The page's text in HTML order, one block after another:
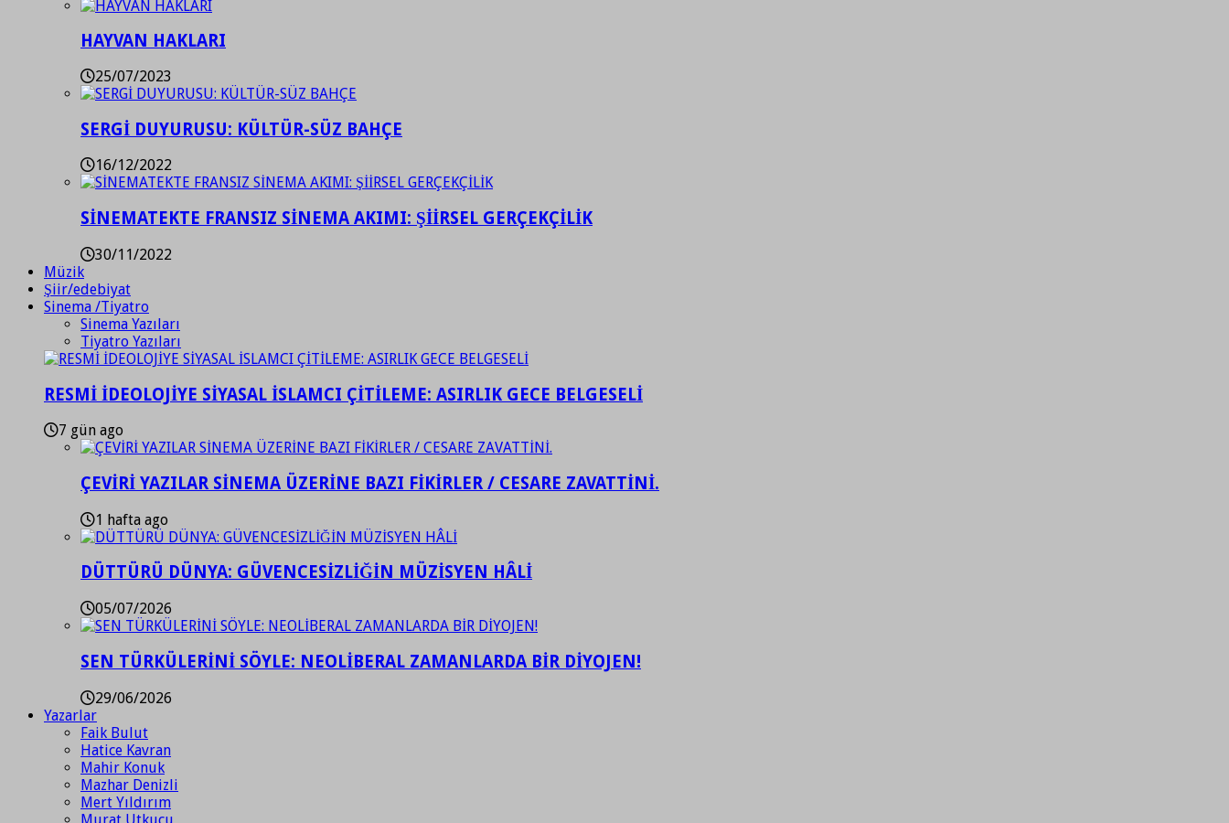
HAYVAN HAKLARI
25/07/2023
SERGİ DUYURUSU: KÜLTÜR-SÜZ BAHÇE
16/12/2022
SİNEMATEKTE FRANSIZ SİNEMA AKIMI: ŞİİRSEL GERÇEKÇİLİK
30/11/2022
Müzik
Şiir/edebiyat
Sinema /Tiyatro
Sinema Yazıları
Tiyatro Yazıları
RESMİ İDEOLOJİYE SİYASAL İSLAMCI ÇİTİLEME: ASIRLIK GECE BELGESELİ
7 gün ago
ÇEVİRİ YAZILAR SİNEMA ÜZERİNE BAZI FİKİRLER / CESARE ZAVATTİNİ.
1 hafta ago
DÜTTÜRÜ DÜNYA: GÜVENCESİZLİĞİN MÜZİSYEN HÂLİ
05/07/2026
SEN TÜRKÜLERİNİ SÖYLE: NEOLİBERAL ZAMANLARDA BİR DİYOJEN!
29/06/2026
Yazarlar
Faik Bulut
Hatice Kavran
Mahir Konuk
Mazhar Denizli
Mert Yıldırım
Murat Utkucu